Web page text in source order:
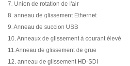
7. Union de rotation de l'air
8. anneau de glissement Ethernet
9. Anneau de succion USB
10. Anneaux de glissement à courant élevé
11.Anneau de glissement de grue
12. anneau de glissement HD-SDI